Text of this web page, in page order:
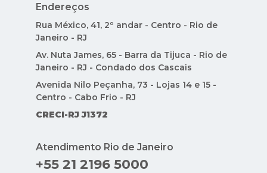
Endereços
Rua México, 41, 2º andar - Centro - Rio de
Janeiro - RJ
Av. Nuta James, 65 - Barra da Tijuca - Rio de
Janeiro - RJ - Condado dos Cascais
Avenida Nilo Peçanha, 73 - Lojas 14 e 15 -
Centro - Cabo Frio - RJ
CRECI-RJ J1372
Atendimento Rio de Janeiro
+55 21 2196 5000